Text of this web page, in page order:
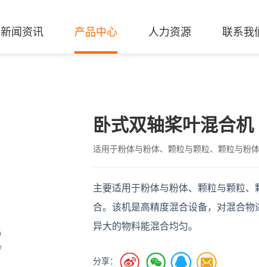
新闻资讯 产品中心 人力资源 联系我
卧式双轴桨叶混合机
适用于粉体与粉体、颗粒与颗粒、颗粒与粉
主要适用于粉体与粉体、颗粒与颗粒
合。该机是高精度混合设备，对混合物
异大的物料能混合均匀。
分享：